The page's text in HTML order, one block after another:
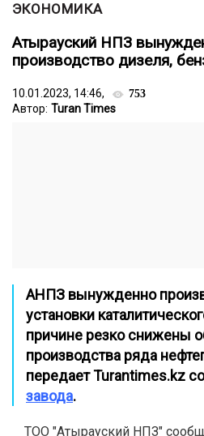
ЭКОНОМИКА
Атырауский НПЗ
производство дизеля,
10.01.2023, 14:46, 753
Автор: Turan Times
АНПЗ вынужденно
установки
причине резко снижены
производства ряда
передает Turantimes.kz
завода.
ТОО "Атырауский НПЗ"